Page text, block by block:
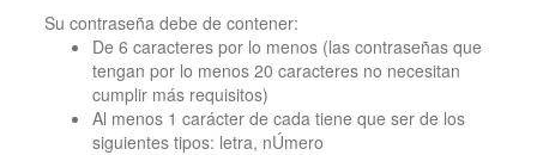
Su contraseña debe de contener:
De 6 caracteres por lo menos (las contraseñas que
tengan por lo menos 20 caracteres no necesitan
cumplir más requisitos)
Al menos 1 carácter de cada tiene que ser de los
siguientes tipos: letra, nÚmero